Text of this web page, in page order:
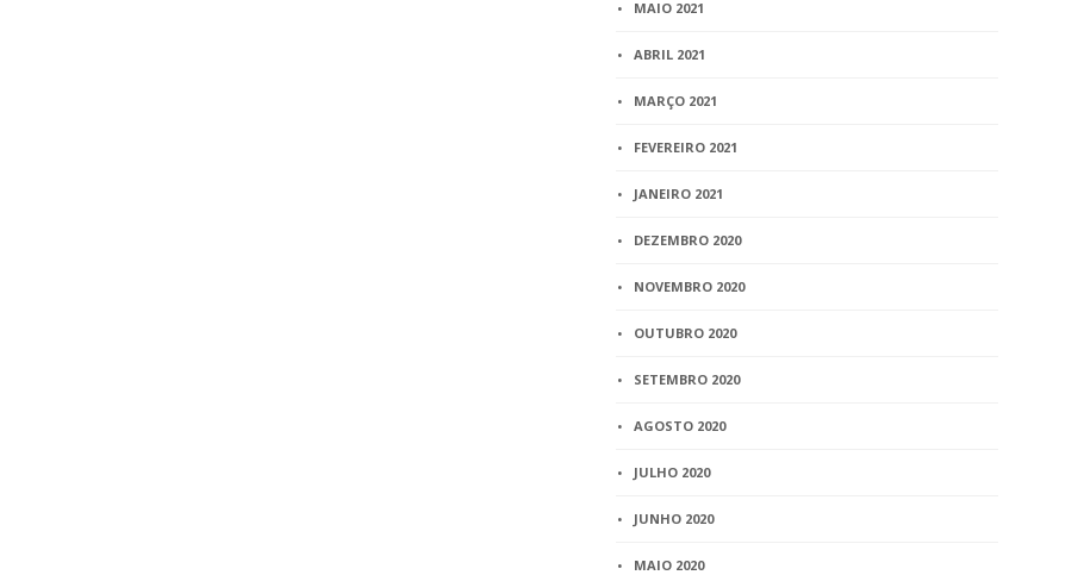
MAIO 2021
ABRIL 2021
MARÇO 2021
FEVEREIRO 2021
JANEIRO 2021
DEZEMBRO 2020
NOVEMBRO 2020
OUTUBRO 2020
SETEMBRO 2020
AGOSTO 2020
JULHO 2020
JUNHO 2020
MAIO 2020